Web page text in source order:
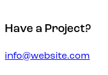
Have a Project?
info@website.com